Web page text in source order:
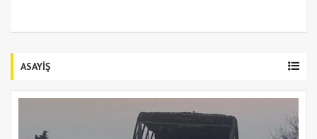
ASAYİŞ